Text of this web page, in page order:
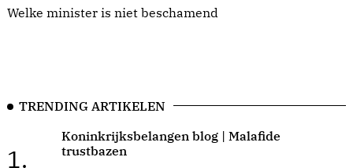
Welke minister is niet beschamend
TRENDING ARTIKELEN
1.
Koninkrijksbelangen blog | Malafide
trustbazen